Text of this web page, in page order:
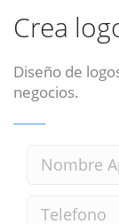
Crea
Diseño de
negocios.